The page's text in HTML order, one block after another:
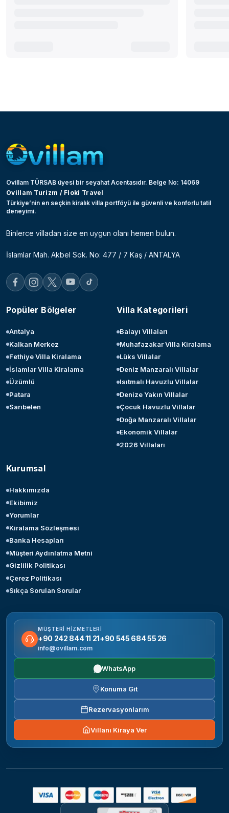
Ovillam TÜRSAB üyesi bir seyahat Acentasıdır. Belge No: 14069
Ovillam Turizm / Floki Travel
Türkiye’nin en seçkin kiralık villa portföyü ile güvenli ve konforlu tatil
deneyimi.
Binlerce villadan size en uygun olanı hemen bulun.
İslamlar Mah. Akbel Sok. No: 477 / 7 Kaş / ANTALYA
Popüler Bölgeler
Antalya
Kalkan Merkez
Fethiye Villa Kiralama
İslamlar Villa Kiralama
Üzümlü
Patara
Sarıbelen
Villa Kategorileri
Balayı Villaları
Muhafazakar Villa Kiralama
Lüks Villalar
Deniz Manzaralı Villalar
Isıtmalı Havuzlu Villalar
Denize Yakın Villalar
Çocuk Havuzlu Villalar
Doğa Manzaralı Villalar
Ekonomik Villalar
2026 Villaları
Kurumsal
Hakkımızda
Ekibimiz
Yorumlar
Kiralama Sözleşmesi
Banka Hesapları
Müşteri Aydınlatma Metni
Gizlilik Politikası
Çerez Politikası
Sıkça Sorulan Sorular
MÜŞTERI HIZMETLERI
+90 242 844 11 21+90 545 684 55 26
info@ovillam.com
WhatsApp
Konuma Git
Rezervasyonlarım
Villanı Kiraya Ver